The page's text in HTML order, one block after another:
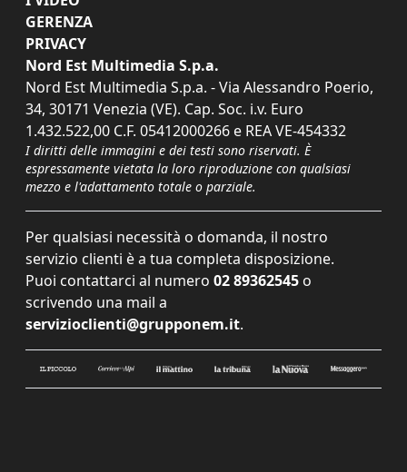
GERENZA
PRIVACY
Nord Est Multimedia S.p.a.
Nord Est Multimedia S.p.a. - Via Alessandro Poerio,
34, 30171 Venezia (VE). Cap. Soc. i.v. Euro
1.432.522,00 C.F. 05412000266 e REA VE-454332
I diritti delle immagini e dei testi sono riservati. È
espressamente vietata la loro riproduzione con qualsiasi
mezzo e l'adattamento totale o parziale.
Per qualsiasi necessità o domanda, il nostro
servizio clienti è a tua completa disposizione.
Puoi contattarci al numero 02 89362545 o
scrivendo una mail a
servizioclienti@grupponem.it.